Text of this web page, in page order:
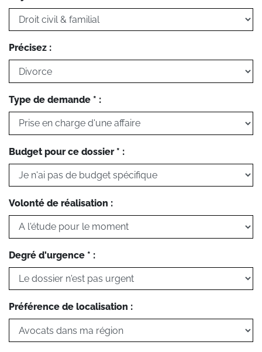
Précisez :
Type de demande * :
Budget pour ce dossier * :
Volonté de réalisation :
Degré d'urgence * :
Préférence de localisation :